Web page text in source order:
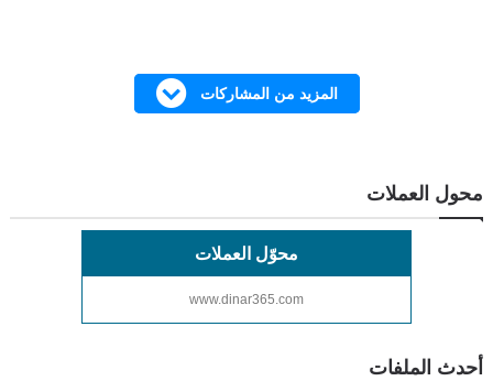
المزيد من المشاركات
محول العملات
محوّل العملات
www.dinar365.com
أحدث الملفات